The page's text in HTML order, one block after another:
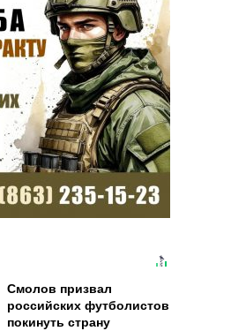
Смолов призвал
российских футболистов
покинуть страну